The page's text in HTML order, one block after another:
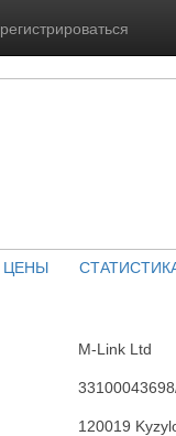
ЦЕНЫ
M-Link Ltd
120019